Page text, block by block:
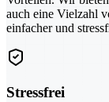
auch eine Vielzahl
einfacher und
Stressfrei